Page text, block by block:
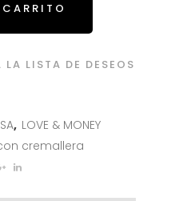
LISTA DE DESEOS
, LOVE & MONEY
cremallera